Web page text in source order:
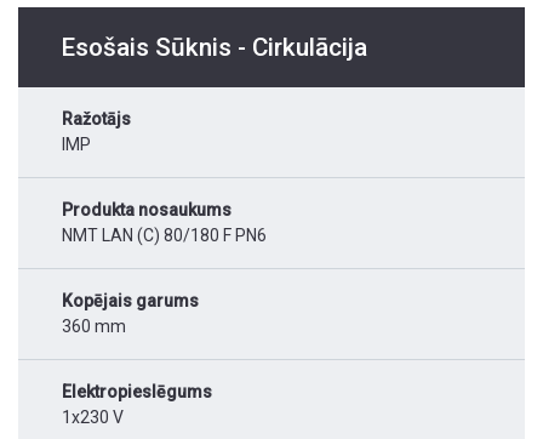
Esošais Sūknis - Cirkulācija
Ražotājs
IMP
Produkta nosaukums
NMT LAN (C) 80/180 F PN6
Kopējais garums
360 mm
Elektropieslēgums
1x230 V